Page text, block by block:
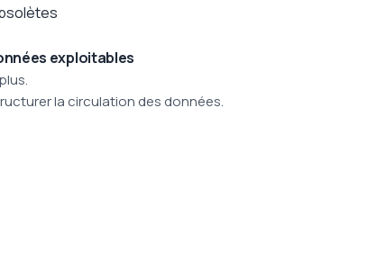
exploitables
la circulation des données.